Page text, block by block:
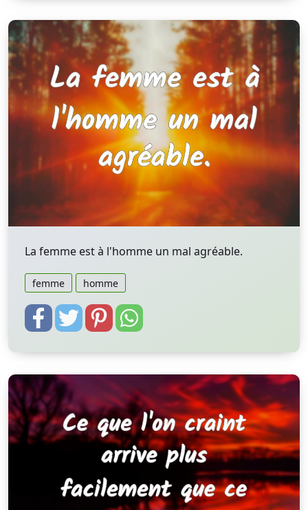
La femme est à l'homme un mal agréable.
femme homme